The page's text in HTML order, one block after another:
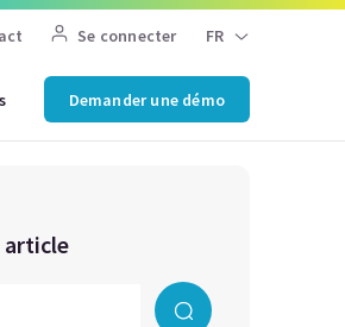
Se connecter FR
Demander une démo
article